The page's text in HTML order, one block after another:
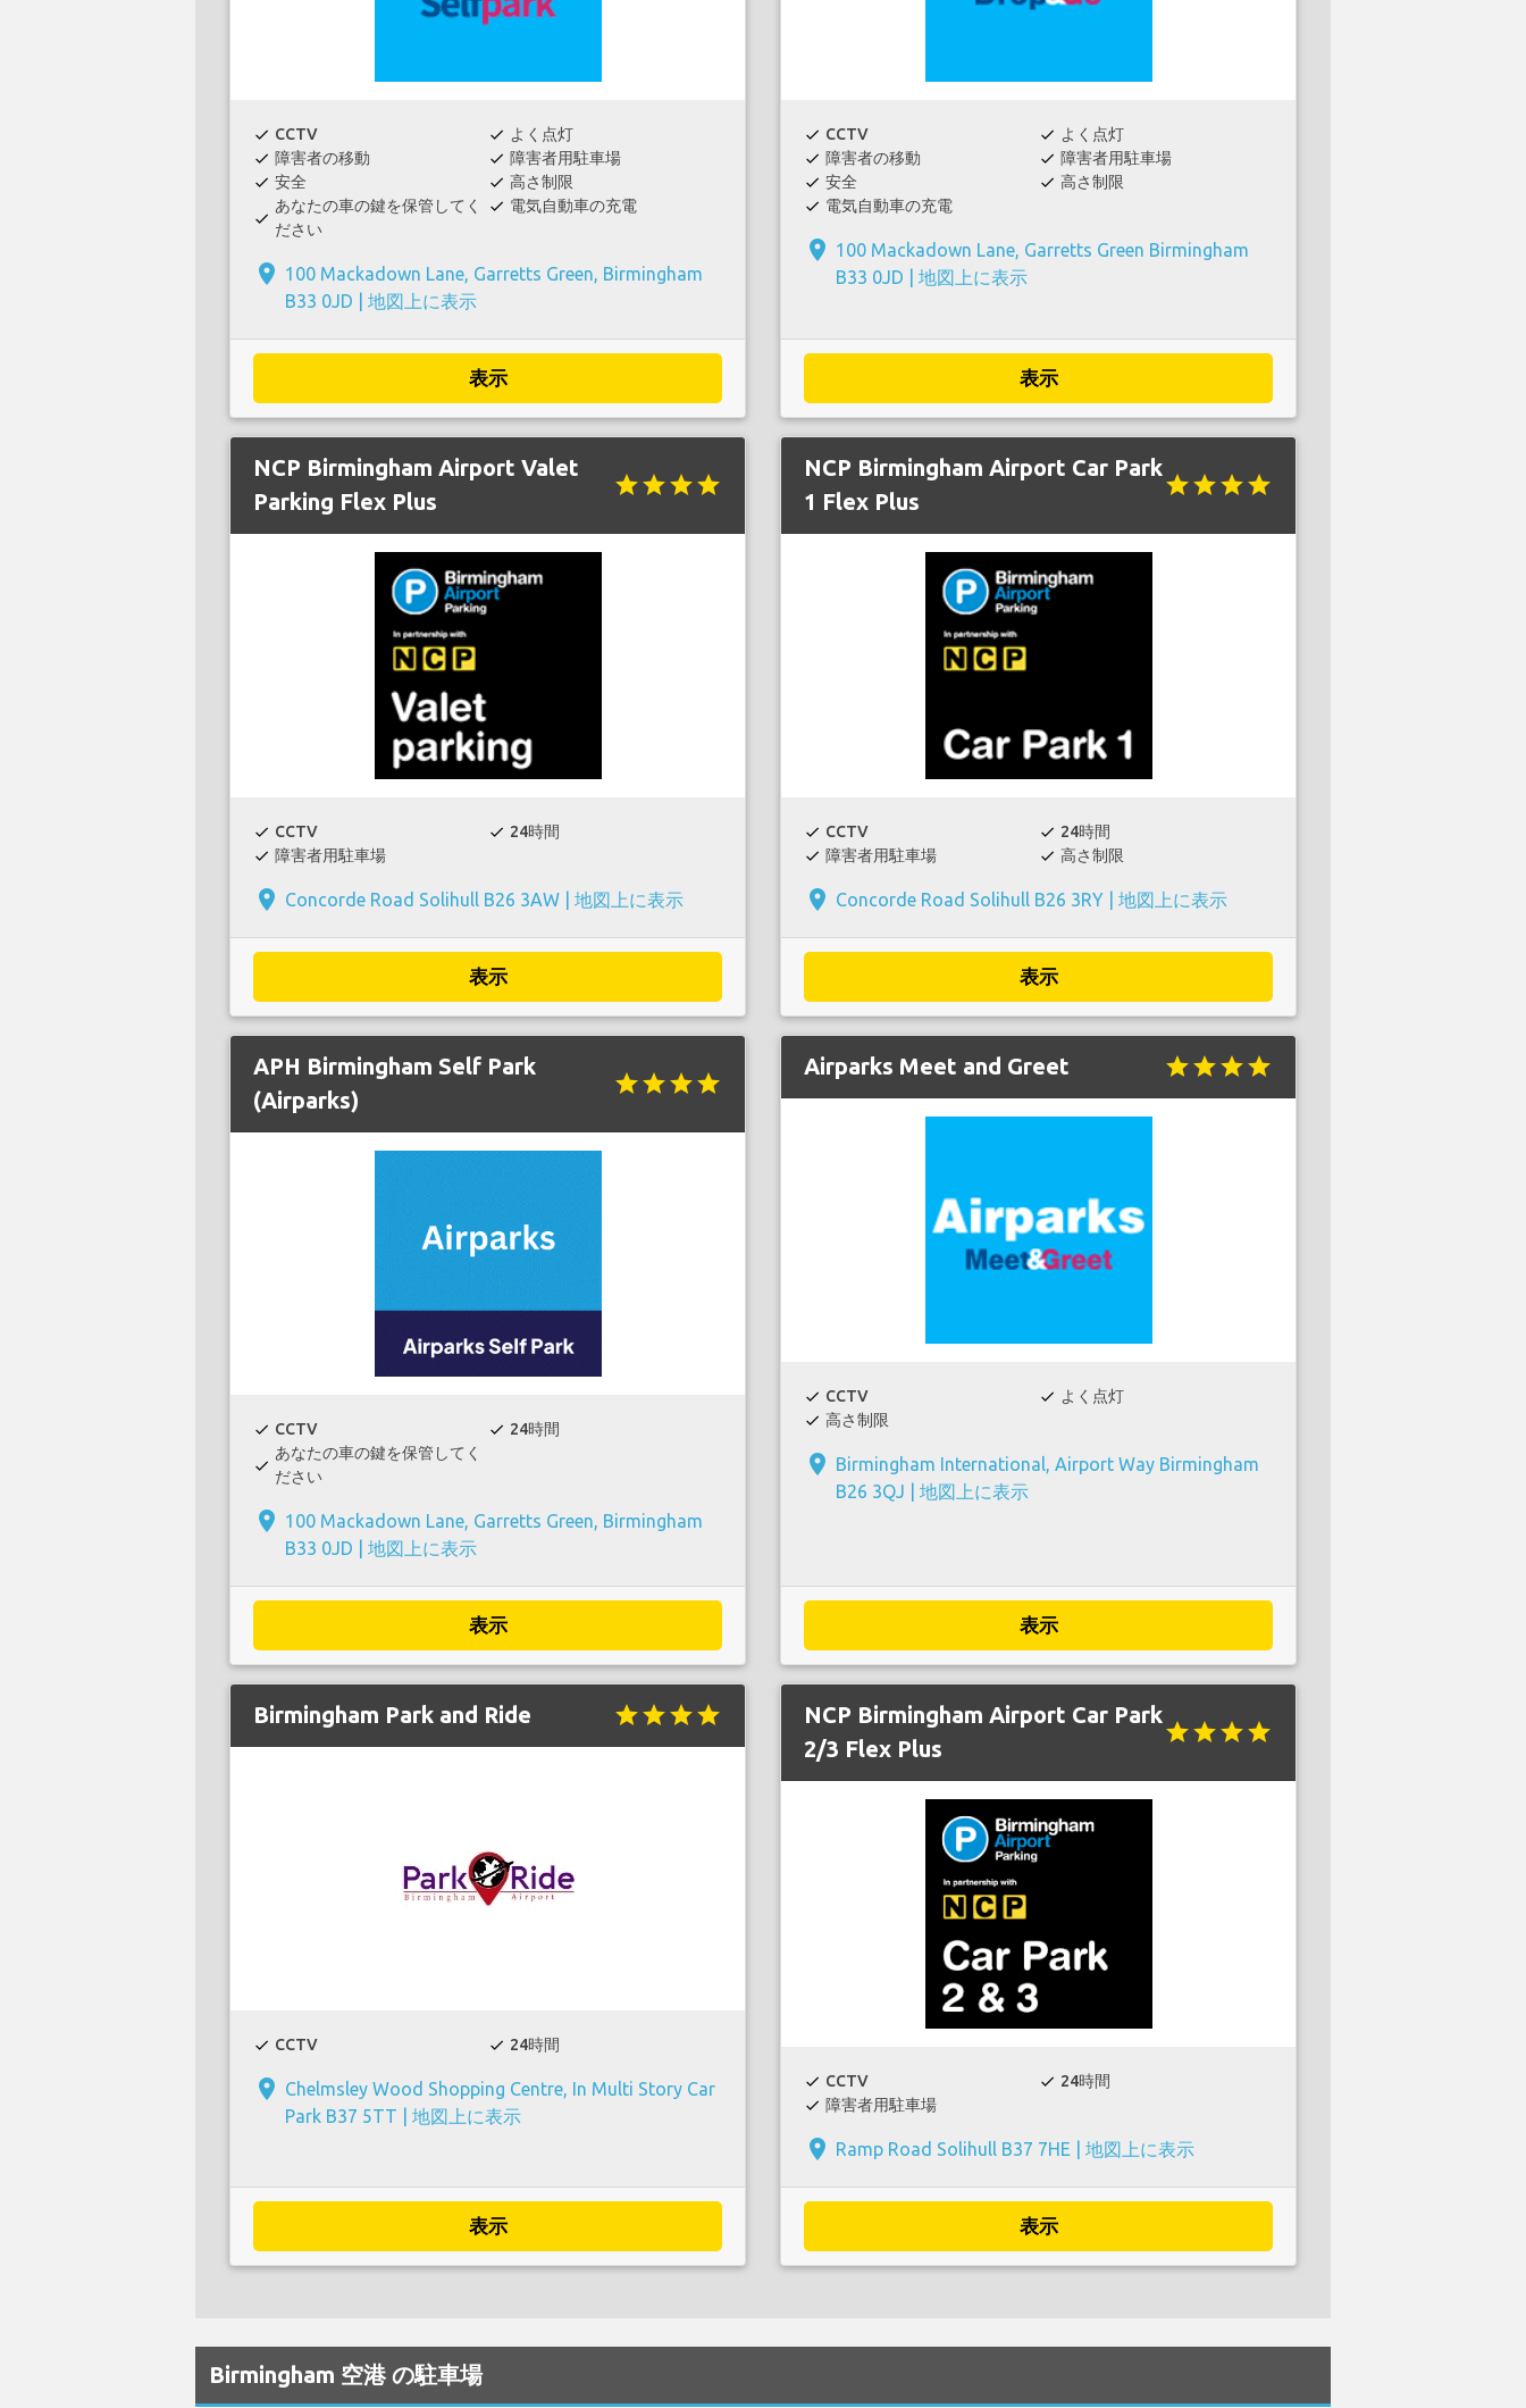
check CCTV check よく点灯
check 障害者の移動 check 障害者用駐車場
check 安全 check 高さ制限
check
あなたの車の鍵を保管してく
ださい
check 電気自動車の充電
place 100 Mackadown Lane, Garretts Green, Birmingham
B33 0JD | 地図上に表示
表示
check CCTV check よく点灯
check 障害者の移動 check 障害者用駐車場
check 安全 check 高さ制限
check 電気自動車の充電
place 100 Mackadown Lane, Garretts Green Birmingham
B33 0JD | 地図上に表示
表示
NCP Birmingham Airport Valet
Parking Flex Plus
starstarstarstar
check CCTV check 24時間
check 障害者用駐車場
place Concorde Road Solihull B26 3AW | 地図上に表示
表示
NCP Birmingham Airport Car Park
1 Flex Plus
starstarstarstar
check CCTV check 24時間
check 障害者用駐車場 check 高さ制限
place Concorde Road Solihull B26 3RY | 地図上に表示
表示
APH Birmingham Self Park
(Airparks)
starstarstarstar
check CCTV check 24時間
check
あなたの車の鍵を保管してく
ださい
place 100 Mackadown Lane, Garretts Green, Birmingham
B33 0JD | 地図上に表示
表示
Airparks Meet and Greet starstarstarstar
check CCTV check よく点灯
check 高さ制限
place Birmingham International, Airport Way Birmingham
B26 3QJ | 地図上に表示
表示
Birmingham Park and Ride starstarstarstar
check CCTV check 24時間
place Chelmsley Wood Shopping Centre, In Multi Story Car
Park B37 5TT | 地図上に表示
表示
NCP Birmingham Airport Car Park
2/3 Flex Plus
starstarstarstar
check CCTV check 24時間
check 障害者用駐車場
place Ramp Road Solihull B37 7HE | 地図上に表示
表示
Birmingham 空港 の駐車場